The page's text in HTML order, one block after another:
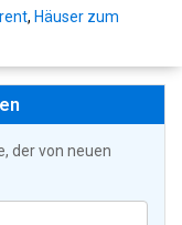
, Häuser zum
der von neuen